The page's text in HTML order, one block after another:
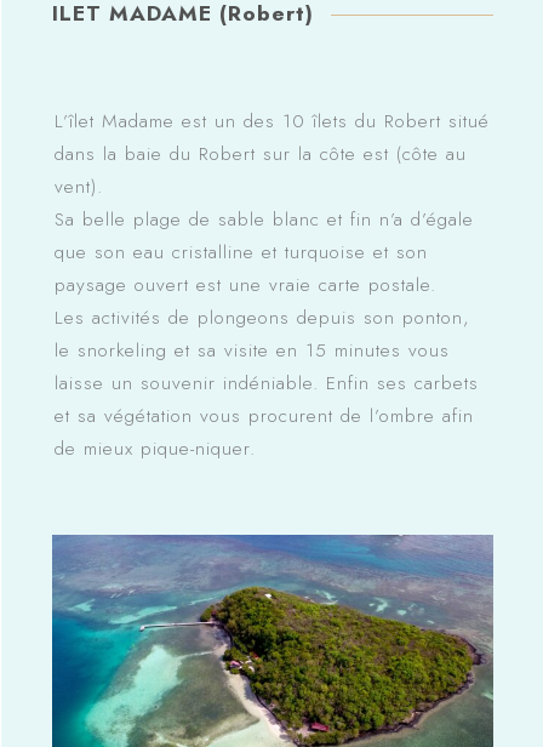
ILET MADAME (Robert)
L’îlet Madame est un des 10 îlets du Robert situé
dans la baie du Robert sur la côte est (côte au
vent).
Sa belle plage de sable blanc et fin n’a d’égale
que son eau cristalline et turquoise et son
paysage ouvert est une vraie carte postale.
Les activités de plongeons depuis son ponton,
le snorkeling et sa visite en 15 minutes vous
laisse un souvenir indéniable. Enfin ses carbets
et sa végétation vous procurent de l’ombre afin
de mieux pique-niquer.